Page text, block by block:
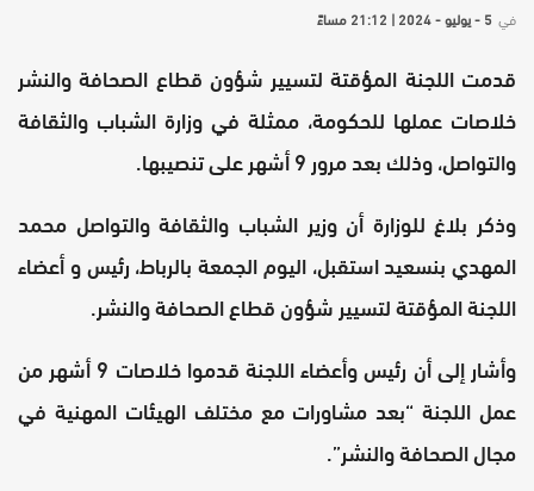
في 5 - يوليو - 2024 | 21:12 مساءً
قدمت اللجنة المؤقتة لتسيير شؤون قطاع الصحافة والنشر
خلاصات عملها للحكومة، ممثلة في وزارة الشباب والثقافة
والتواصل، وذلك بعد مرور 9 أشهر على تنصيبها.
وذكر بلاغ للوزارة أن وزير الشباب والثقافة والتواصل محمد
المهدي بنسعيد استقبل، اليوم الجمعة بالرباط، رئيس و أعضاء
اللجنة المؤقتة لتسيير شؤون قطاع الصحافة والنشر.
وأشار إلى أن رئيس وأعضاء اللجنة قدموا خلاصات 9 أشهر من
عمل اللجنة “بعد مشاورات مع مختلف الهيئات المهنية في
مجال الصحافة والنشر”.